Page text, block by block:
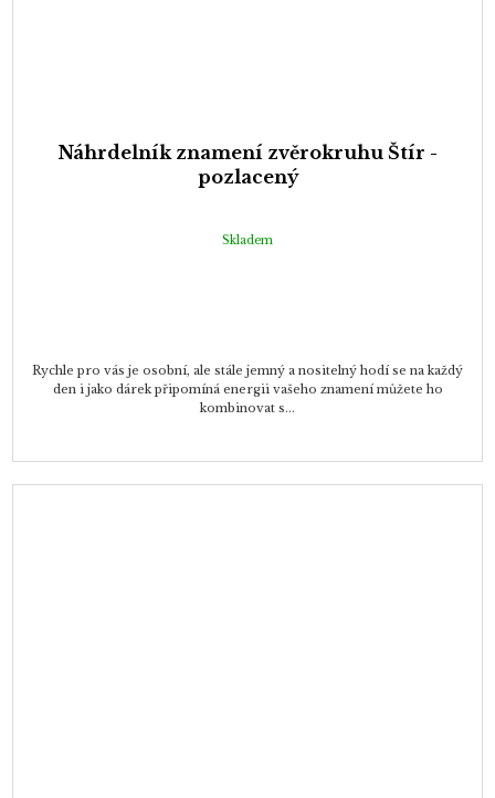
Náhrdelník znamení zvěrokruhu Štír -
pozlacený
Skladem
Rychle pro vás je osobní, ale stále jemný a nositelný hodí se na každý
den i jako dárek připomíná energii vašeho znamení můžete ho
kombinovat s...